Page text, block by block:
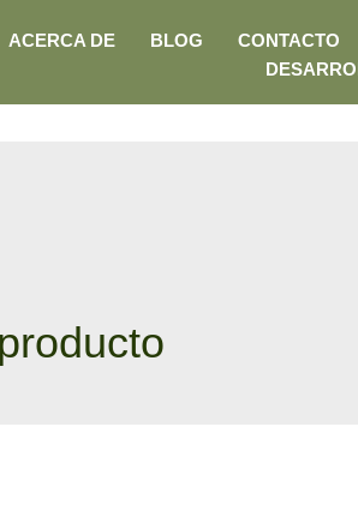
ACERCA DE BLOG CONTACTO